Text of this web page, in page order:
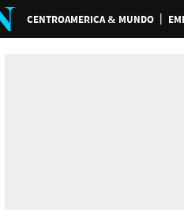
CENTROAMERICA & MUNDO